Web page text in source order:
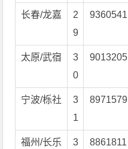
长春/龙嘉
2
9
9360541
太原/武宿
3
0
9013205
宁波/栎社
3
1
8971579
福州/长乐
3
8861811